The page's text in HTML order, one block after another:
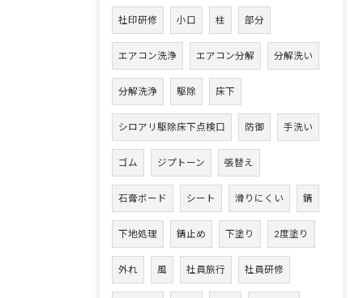
社印研修 小口 柱 部分
エアコン洗浄 エアコン分解 分解洗い
分解洗浄 駆除 床下
シロアリ駆除床下点検口 防御 手洗い
ゴム ジプトーン 張替え
石膏ボード シート 滑りにくい 錆
下地処理 錆止め 下塗り 2度塗り
外れ 風 社員旅行 社員研修